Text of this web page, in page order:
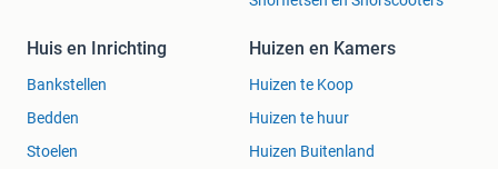
Huis en Inrichting
Bankstellen
Bedden
Stoelen
Huizen en Kamers
Huizen te Koop
Huizen te huur
Huizen Buitenland